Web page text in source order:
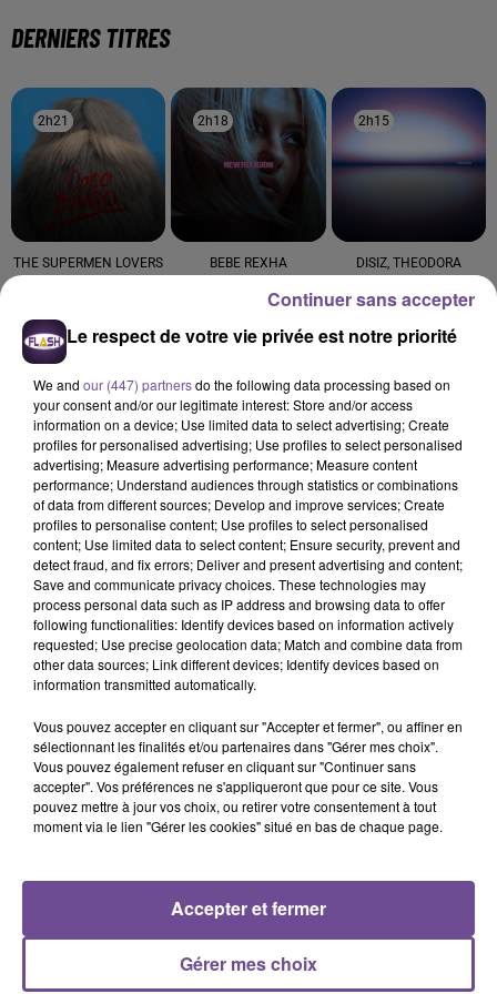
DERNIERS TITRES
2h21
2h21
THE SUPERMEN LOVERS
Dancing In The Rain
2h18
2h18
BEBE REXHA
2h15
2h15
DISIZ, THEODORA
2h12
2h12
Dadju
Reine
2h09
2h09
WILL BROWN
Welcome To
Brownsville
2h05
2h05
MICKAËL MIRO
L' Horloge Tourne
Cet élément est masqué compte-tenu du refus du
dépôt de cookies que vous avez exprimé. Si vous
souhaitez l'afficher, merci de nous donner votre accord
en cliquant sur le bouton ci-dessous.
Afficher l'élément
PRÈS DE CHEZ VOUS
Le respect de votre vie privée est notre priorité
We and our (447) partnersdo the following data processing based on
your consent and/or our legitimate interest: Store and/or access
information on a device; Use limited data to select advertising; Create
profiles for personalised advertising; Use profiles to select personalised
advertising; Measure advertising performance; Measure content
performance; Understand audiences through statistics or combinations
of data from different sources; Develop and improve services; Create
profiles to personalise content; Use profiles to select personalised
content; Use limited data to select content; Ensure security, prevent and
detect fraud, and fix errors; Deliver and present advertising and content;
Save and communicate privacy choices. These technologies may
process personal data such as IP address and browsing data to offer
following functionalities: Identify devices based on information actively
requested; Use precise geolocation data; Match and combine data from
other data sources; Link different devices; Identify devices based on
information transmitted automatically.
Vous pouvez accepter en cliquant sur "Accepter et fermer", ou affiner en
sélectionnant les finalités et/ou partenaires dans "Gérer mes choix".
Vous pouvez également refuser en cliquant sur "Continuer sans
accepter". Vos préférences ne s'appliqueront que pour ce site. Vous
pouvez mettre à jour vos choix, ou retirer votre consentement à tout
moment via le lien "Gérer les cookies" situé en bas de chaque page.
Gérer mes choix
Accepter et fermer
Continuer sans accepter